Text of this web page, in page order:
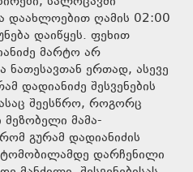
დაახლოებით ღამის 02:00
დაიწყეს. ფეხით
მარტო არ
ერთად, ასევე
დადიანიძე შესვენების
შეესწრო, როგორც
მეზობელი მამა-
გურამ დადიანიძის
დარჩენილი